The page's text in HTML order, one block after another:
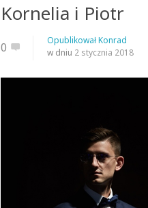
Kornelia i Piotr
0 OpublikowałKonrad
w dniu 2 stycznia 2018